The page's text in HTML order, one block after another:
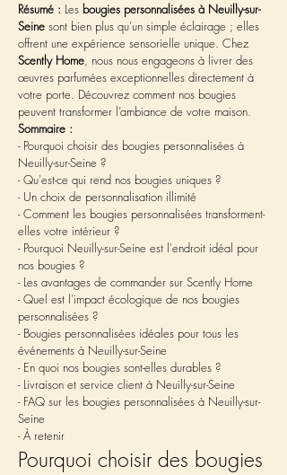
Résumé : Les bougies personnalisées à Neuilly-sur-
Seine sont bien plus qu’un simple éclairage ; elles
offrent une expérience sensorielle unique. Chez
Scently Home, nous nous engageons à livrer des
œuvres parfumées exceptionnelles directement à
votre porte. Découvrez comment nos bougies
peuvent transformer l’ambiance de votre maison.
Sommaire :
- Pourquoi choisir des bougies personnalisées à
Neuilly-sur-Seine ?
- Qu'est-ce qui rend nos bougies uniques ?
- Un choix de personnalisation illimité
- Comment les bougies personnalisées transforment-
elles votre intérieur ?
- Pourquoi Neuilly-sur-Seine est l'endroit idéal pour
nos bougies ?
- Les avantages de commander sur Scently Home
- Quel est l'impact écologique de nos bougies
personnalisées ?
- Bougies personnalisées idéales pour tous les
événements à Neuilly-sur-Seine
- En quoi nos bougies sont-elles durables ?
- Livraison et service client à Neuilly-sur-Seine
- FAQ sur les bougies personnalisées à Neuilly-sur-
Seine
- À retenir
Pourquoi choisir des bougies